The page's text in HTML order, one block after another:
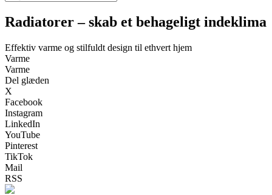
Radiatorer – skab et behageligt indeklima
Effektiv varme og stilfuldt design til ethvert hjem
Varme
Varme
Del glæden
X
Facebook
Instagram
LinkedIn
YouTube
Pinterest
TikTok
Mail
RSS